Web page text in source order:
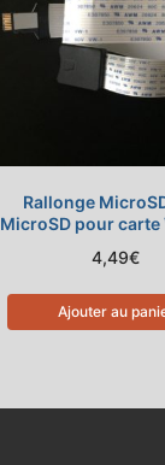
Rallonge
MicroSD pour carte
4,49€
Ajouter au